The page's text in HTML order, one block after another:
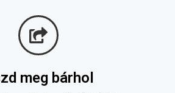
meg bárhol